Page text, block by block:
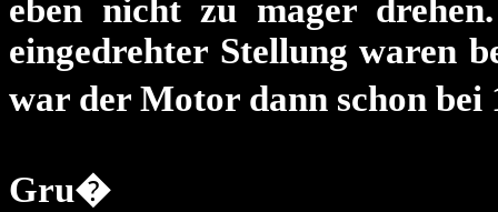
eben nicht zu mager
eingedrehter Stellung waren
war der Motor dann schon
Gru�